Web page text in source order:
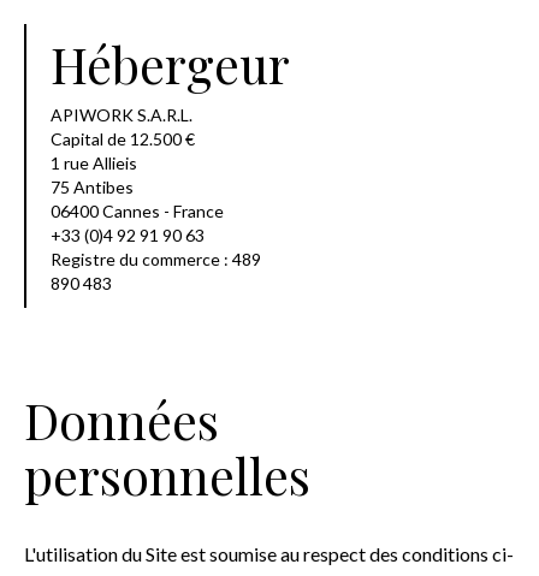
Hébergeur
APIWORK S.A.R.L.
Capital de 12.500 €
1 rue Allieis
75 Antibes
06400 Cannes - France
+33 (0)4 92 91 90 63
Registre du commerce : 489
890 483
Données
personnelles
L'utilisation du Site est soumise au respect des conditions ci-